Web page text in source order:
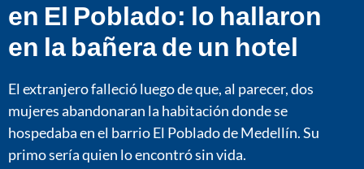
en El Poblado: lo hallaron
en la bañera de un hotel
El extranjero falleció luego de que, al parecer, dos
mujeres abandonaran la habitación donde se
hospedaba en el barrio El Poblado de Medellín. Su
primo sería quien lo encontró sin vida.